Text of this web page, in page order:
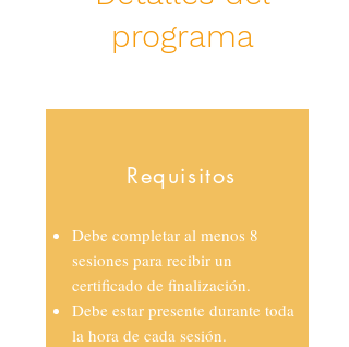
programa
Requisitos
Debe completar al menos 8
sesiones para recibir un
certificado de finalización.
Debe estar presente durante toda
la hora de cada sesión.